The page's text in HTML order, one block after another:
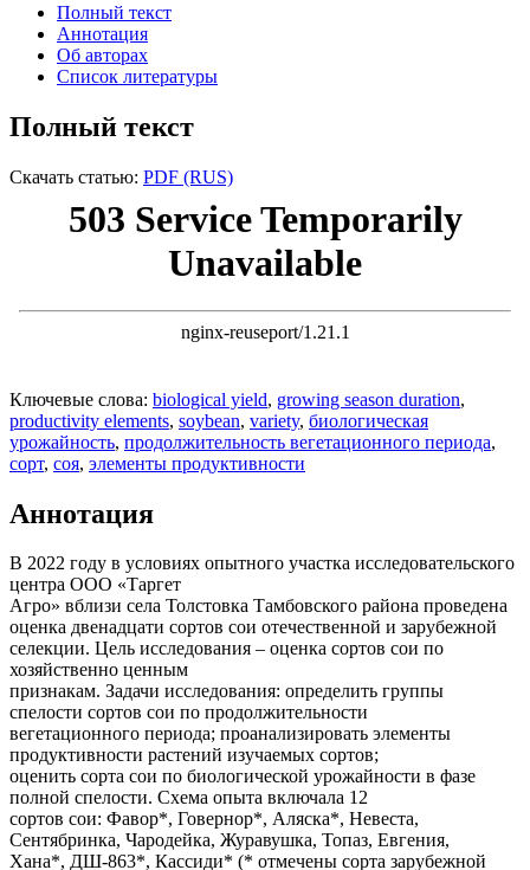
Полный текст
Аннотация
Об авторах
Список литературы
Полный текст
Скачать статью: PDF (RUS)
Ключевые слова: biological yield, growing season duration,
productivity elements, soybean, variety, биологическая
урожайность, продолжительность вегетационного периода,
сорт, соя, элементы продуктивности
Аннотация
В 2022 году в условиях опытного участка исследовательского
центра ООО «Таргет
Агро» вблизи села Толстовка Тамбовского района проведена
оценка двенадцати сортов сои отечественной и зарубежной
селекции. Цель исследования – оценка сортов сои по
хозяйственно ценным
признакам. Задачи исследования: определить группы
спелости сортов сои по продолжительности
вегетационного периода; проанализировать элементы
продуктивности растений изучаемых сортов;
оценить сорта сои по биологической урожайности в фазе
полной спелости. Схема опыта включала 12
сортов сои: Фавор*, Говернор*, Аляска*, Невеста,
Сентябринка, Чародейка, Журавушка, Топаз, Евгения,
Хана*, ДШ-863*, Кассиди* (* отмечены сорта зарубежной